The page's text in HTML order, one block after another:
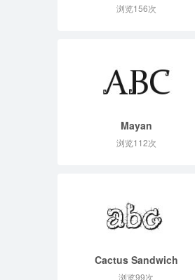
浏览156次
Mayan
浏览112次
Cactus Sandwich
浏览99次